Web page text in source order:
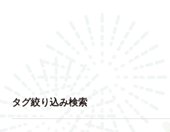
タグ絞り込み検索